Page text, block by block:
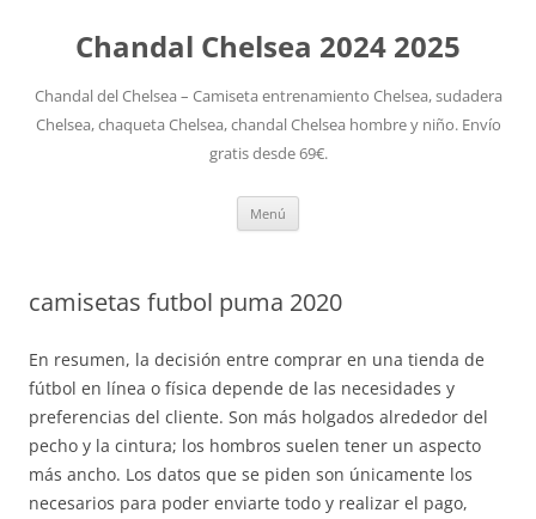
Chandal Chelsea 2024 2025
Chandal del Chelsea – Camiseta entrenamiento Chelsea, sudadera
Chelsea, chaqueta Chelsea, chandal Chelsea hombre y niño. Envío
gratis desde 69€.
Menú
camisetas futbol puma 2020
En resumen, la decisión entre comprar en una tienda de
fútbol en línea o física depende de las necesidades y
preferencias del cliente. Son más holgados alrededor del
pecho y la cintura; los hombros suelen tener un aspecto
más ancho. Los datos que se piden son únicamente los
necesarios para poder enviarte todo y realizar el pago,